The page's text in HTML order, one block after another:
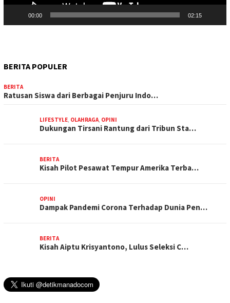
00:00 02:15
BERITA POPULER
BERITA
Ratusan Siswa dari Berbagai Penjuru Indo…
LIFESTYLE OLAHRAGA OPINI
Dukungan Tirsani Rantung dari Tribun Sta…
BERITA
Kisah Pilot Pesawat Tempur Amerika Terba…
OPINI
Dampak Pandemi Corona Terhadap Dunia Pen…
BERITA
Kisah Aiptu Krisyantono, Lulus Seleksi C…